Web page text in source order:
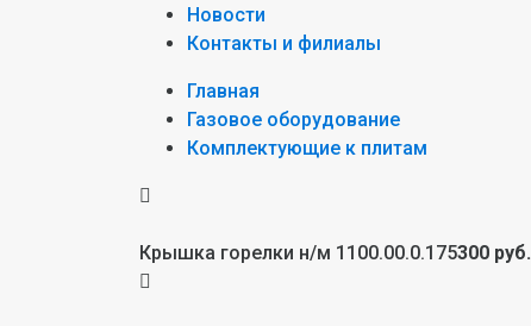
Новости
Контакты и филиалы
Главная
Газовое оборудование
Комплектующие к плитам
Крышка горелки н/м 1100.00.0.175300 руб.